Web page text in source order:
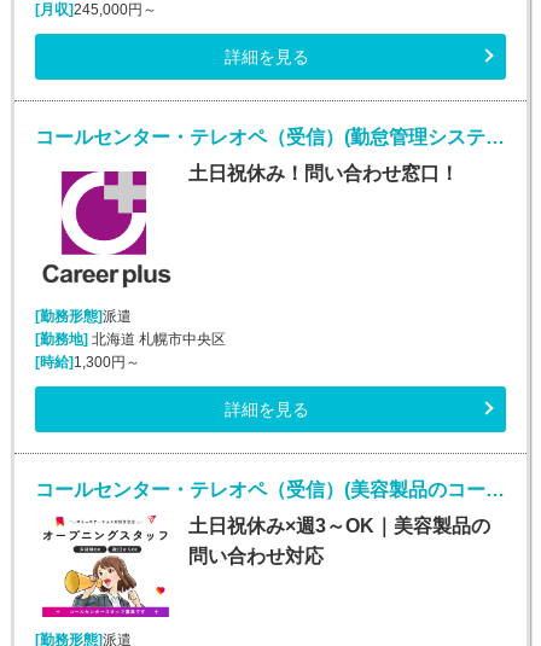
[月収]245,000円～
詳細を見る
コールセンター・テレオペ（受信）(勤怠管理システムヘルプデスク)
土日祝休み！問い合わせ窓口！
[勤務形態]派遣
[勤務地] 北海道 札幌市中央区
[時給] 1,300円～
詳細を見る
コールセンター・テレオペ（受信）(美容製品のコールセンタースタッフ)
土日祝休み×週3～OK｜美容製品の
問い合わせ対応
[勤務形態]派遣